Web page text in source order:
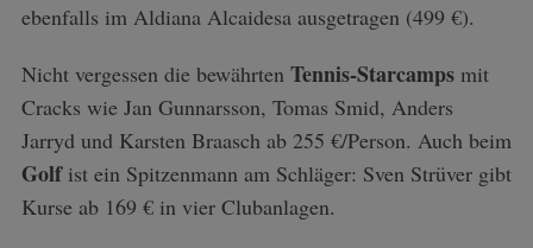
ebenfalls im Aldiana Alcaidesa ausgetragen (499 €).
Nicht vergessen die bewährten Tennis-Starcampsmit
Cracks wie Jan Gunnarsson, Tomas Smid, Anders
Jarryd und Karsten Braasch ab 255 €/Person. Auch beim
Golf ist ein Spitzenmann am Schläger: Sven Strüver gibt
Kurse ab 169 € in vier Clubanlagen.